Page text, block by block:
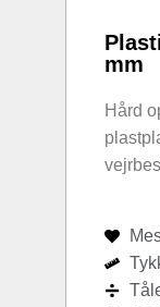
mm
Hård